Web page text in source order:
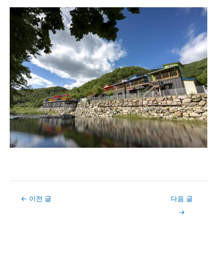
Post← 이전 글
다음 글
→